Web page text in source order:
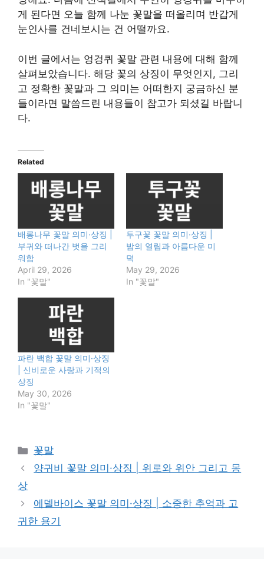
게 된다면 오늘 함께 나눈 꽃말을 떠올리며 반갑게
눈인사를 건네보시는 건 어떨까요.
이번 글에서는 엉겅퀴 꽃말 관련 내용에 대해 함께
살펴보았습니다. 해당 꽃의 상징이 무엇인지, 그리
고 정확한 꽃말과 그 의미는 어떠한지 궁금하신 분
들이라면 말씀드린 내용들이 참고가 되셨길 바랍니
다.
Related
배롱나무 꽃말 의미·상징 |
부귀와 떠나간 벗을 그리
워함
April 29, 2026
In "꽃말"
투구꽃 꽃말 의미·상징 |
밤의 열림과 아름다운 미
덕
May 29, 2026
In "꽃말"
파란 백합 꽃말 의미·상징
| 신비로운 사랑과 기적의
상징
May 30, 2026
In "꽃말"
Categories
꽃말
양귀비 꽃말 의미·상징 | 위로와 위안 그리고 몽
상
에델바이스 꽃말 의미·상징 | 소중한 추억과 고
귀한 용기